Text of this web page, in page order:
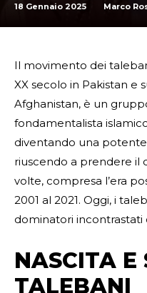
18 Gennaio 2025 Marco
Il movimento dei
XX secolo in Pakistan e
Afghanistan, è un
fondamentalista
diventando una
riuscendo a prendere il
volte, compresa l’era
2001 al 2021. Oggi, i
dominatori
NASCITA E
TALEBANI